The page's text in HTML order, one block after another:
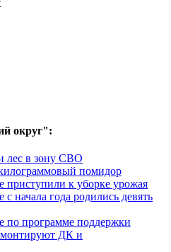
округ":
лес в зону СВО
помидор
к уборке урожая
начала года родились девять
по программе поддержки
ДК и